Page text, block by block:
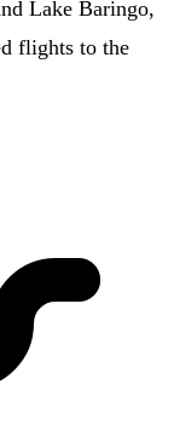
Lake Baringo,
flights to the